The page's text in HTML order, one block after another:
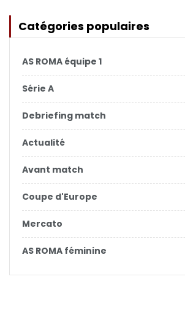
Catégories populaires
AS ROMA équipe 1
Série A
Debriefing match
Actualité
Avant match
Coupe d'Europe
Mercato
AS ROMA féminine